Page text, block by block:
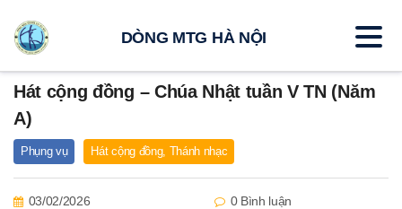
Hát cộng đồng – Chúa Nhật tuần V TN (Năm
A)
Phụng vụ Hát cộng đồng, Thánh nhạc
03/02/2026 0 Bình luận
DÒNG MTG HÀ NỘI